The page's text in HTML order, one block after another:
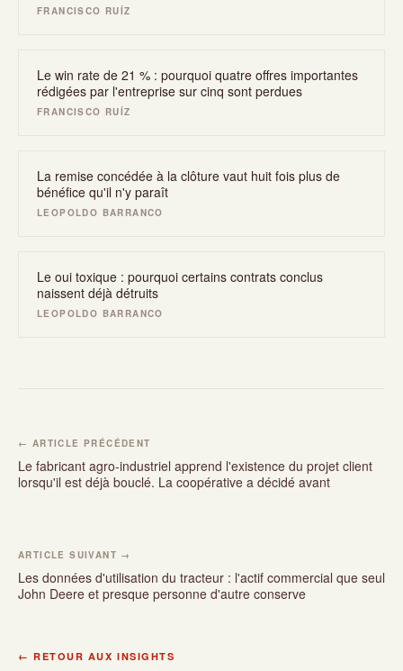
FRANCISCO RUÍZ
Le win rate de 21 % : pourquoi quatre offres importantes
rédigées par l'entreprise sur cinq sont perdues
FRANCISCO RUÍZ
La remise concédée à la clôture vaut huit fois plus de
bénéfice qu'il n'y paraît
LEOPOLDO BARRANCO
Le oui toxique : pourquoi certains contrats conclus
naissent déjà détruits
LEOPOLDO BARRANCO
← ARTICLE PRÉCÉDENT
Le fabricant agro-industriel apprend l'existence du projet client
lorsqu'il est déjà bouclé. La coopérative a décidé avant
ARTICLE SUIVANT →
Les données d'utilisation du tracteur : l'actif commercial que seul
John Deere et presque personne d'autre conserve
← RETOUR AUX INSIGHTS